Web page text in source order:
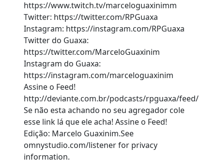
https://www.twitch.tv/marceloguaxinimm
Twitter: https://twitter.com/RPGuaxa
Instagram: https://instagram.com/RPGuaxa
Twitter do Guaxa:
https://twitter.com/MarceloGuaxinim
Instagram do Guaxa:
https://instagram.com/marceloguaxinim
Assine o Feed!
http://deviante.com.br/podcasts/rpguaxa/feed/
Se não esta achando no seu agregador cole
esse link lá que ele acha! Assine o Feed!
Edição: Marcelo Guaxinim.See
omnystudio.com/listener for privacy
information.